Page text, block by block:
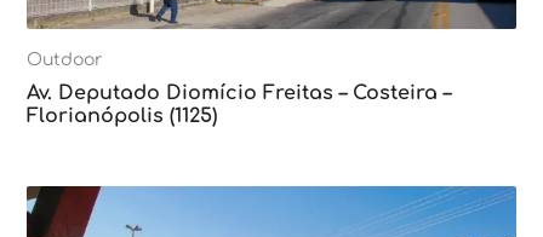
Outdoor
Av. Deputado Diomício Freitas – Costeira –
Florianópolis (1125)